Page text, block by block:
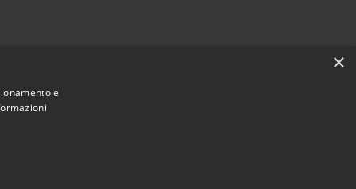
×
e